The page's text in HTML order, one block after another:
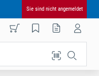
Sie sind nicht angemeldet